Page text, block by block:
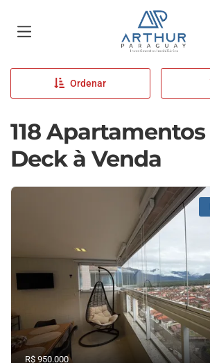
Página inicial
Ordenar
118
Deck à Venda
R$ 950.000